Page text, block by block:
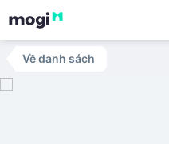
Về danh sách